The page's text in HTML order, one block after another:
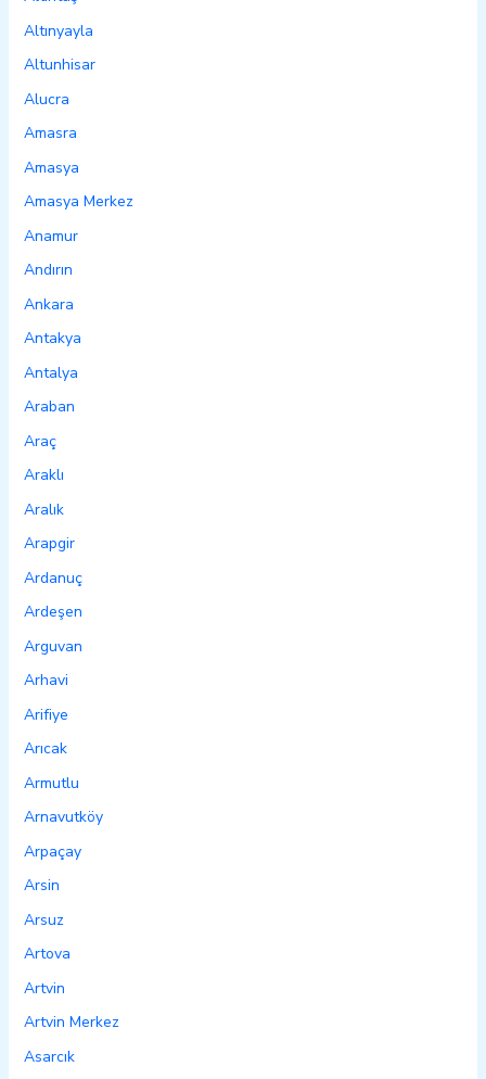
Altınyayla
Altunhisar
Alucra
Amasra
Amasya
Amasya Merkez
Anamur
Andırın
Ankara
Antakya
Antalya
Araban
Araç
Araklı
Aralık
Arapgir
Ardanuç
Ardeşen
Arguvan
Arhavi
Arifiye
Arıcak
Armutlu
Arnavutköy
Arpaçay
Arsin
Arsuz
Artova
Artvin
Artvin Merkez
Asarcık